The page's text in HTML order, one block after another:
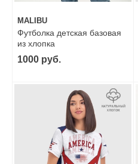
MALIBU
Футболка детская базовая
из хлопка
1000 руб.